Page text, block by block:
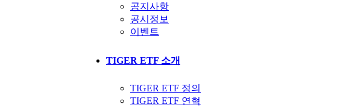
공지사항
공시정보
이벤트
TIGER ETF 소개
TIGER ETF 정의
TIGER ETF 연혁